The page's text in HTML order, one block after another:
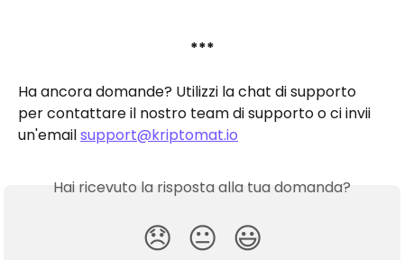
***
Ha ancora domande? Utilizzi la chat di supporto
per contattare il nostro team di supporto o ci invii
un'email support@kriptomat.io
Hai ricevuto la risposta alla tua domanda?
😞 😐 😃